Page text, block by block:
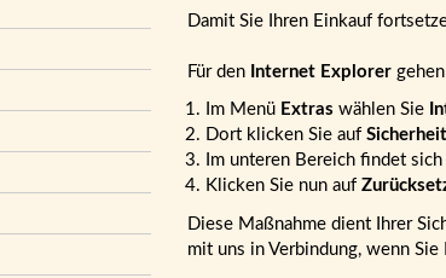
Damit Sie Ihren Einkauf
Für den Internet Explorergehen
Im Menü Extras wählen Sie
Dort klicken Sie auf
Im unteren Bereich findet
Klicken Sie nun auf
Diese Maßnahme dient Ihrer
mit uns in Verbindung, wenn Sie